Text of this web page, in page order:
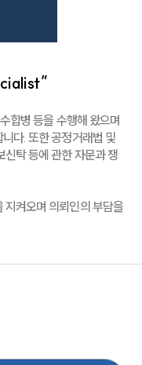
합병 등을 수행해 왔으며
다. 또한 공정거래법 및
탁 등에 관한 자문과 쟁
지켜오며 의뢰인의 부담을